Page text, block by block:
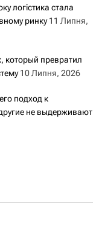
логістика стала
ринку 11 Липня,
который превратил
10 Липня, 2026
подход к
не выдерживают